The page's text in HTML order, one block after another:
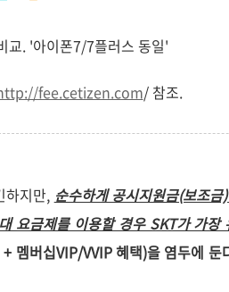
. '아이폰7/7플러스 동일'
fee.cetizen.com/ 참조.
하지만, 순수하게 공시지원금(보조
요금제를 이용할 경우 SKT가 가장
멤버십VIP/VVIP 혜택)을 염두에 둔